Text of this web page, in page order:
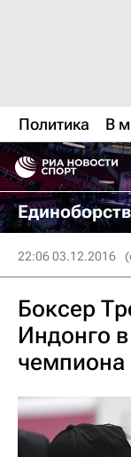
Политика В
22:06 03.12.2016
Боксер
Индонго
чемпиона